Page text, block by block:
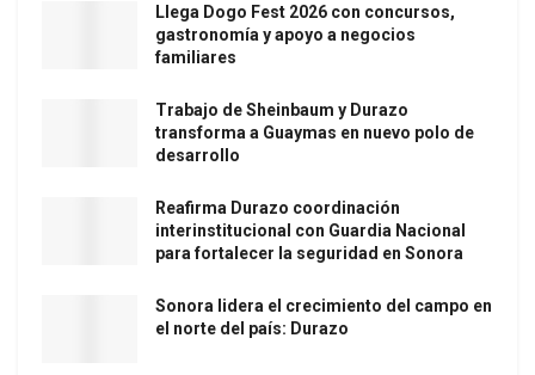
Llega Dogo Fest 2026 con concursos,
gastronomía y apoyo a negocios
familiares
Trabajo de Sheinbaum y Durazo
transforma a Guaymas en nuevo polo de
desarrollo
Reafirma Durazo coordinación
interinstitucional con Guardia Nacional
para fortalecer la seguridad en Sonora
Sonora lidera el crecimiento del campo en
el norte del país: Durazo